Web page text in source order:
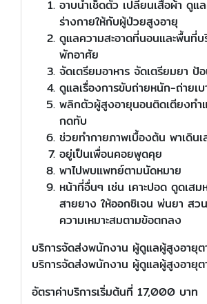
อาบน้ำเช็ดตัว เปลี่ยนเสื้อผ้า ดูแ
ร่างกายให้กับผู้ป่วยสูงอายุ
ดูแลความสะอาดที่นอนและพื้นที่
พักอาศัย
จัดเตรียมอาหาร จัดเตรียมยา ป้
ดูแลเรื่องการขับถ่ายหนัก-ถ่ายเบ
พลิกตัวผู้สูงอายุนอนติดเตียงท
กดทับ
ช่วยทำกายภาพเบื้องต้น พาเดิน
อยู่เป็นเพื่อนคอยพูดคุย
พาไปพบแพทย์ตามนัดหมาย
หน้าที่อื่นๆ เช่น เคาะปอด ดูดเสม
สายยาง ให้ออกซิเจน พ่นยา สว
ความเหมาะสมตามข้อตกลง
บริการจัดส่งพนักงาน ผู้ดูแลผู้สูงอายุต
บริการจัดส่งพนักงาน ผู้ดูแลผู้สูงอายุต
อัตราค่าบริการเริ่มต้นที่ 17,000 บาท